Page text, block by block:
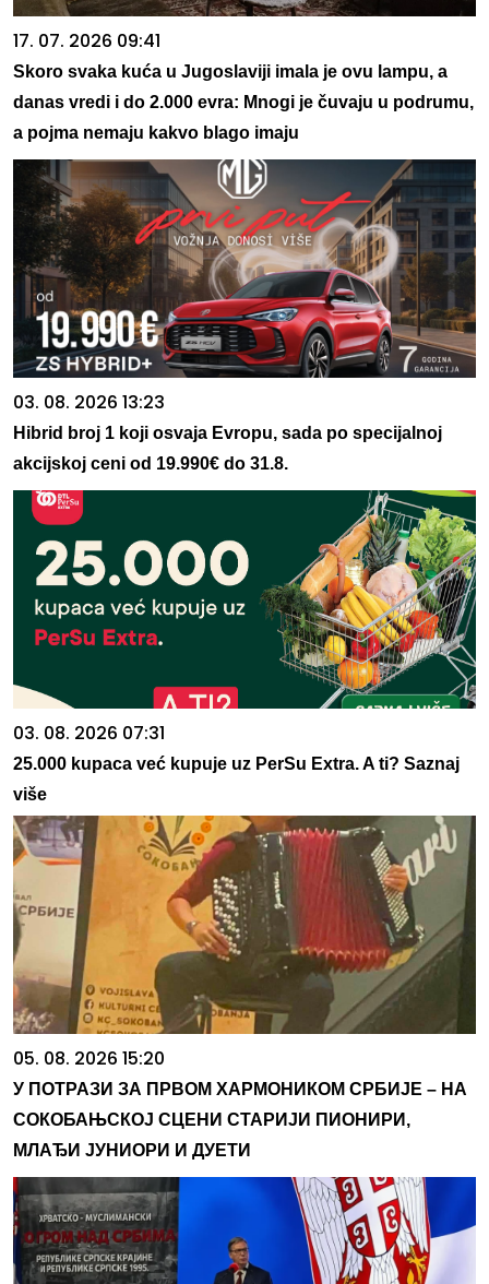
17. 07. 2026 09:41
Skoro svaka kuća u Jugoslaviji imala je ovu lampu, a
danas vredi i do 2.000 evra: Mnogi je čuvaju u podrumu,
a pojma nemaju kakvo blago imaju
03. 08. 2026 13:23
Hibrid broj 1 koji osvaja Evropu, sada po specijalnoj
akcijskoj ceni od 19.990€ do 31.8.
03. 08. 2026 07:31
25.000 kupaca već kupuje uz PerSu Extra. A ti? Saznaj
više
05. 08. 2026 15:20
У ПОТРАЗИ ЗА ПРВОМ ХАРМОНИКОМ СРБИЈЕ – НА
СОКОБАЊСКОЈ СЦЕНИ СТАРИЈИ ПИОНИРИ,
МЛАЂИ ЈУНИОРИ И ДУЕТИ